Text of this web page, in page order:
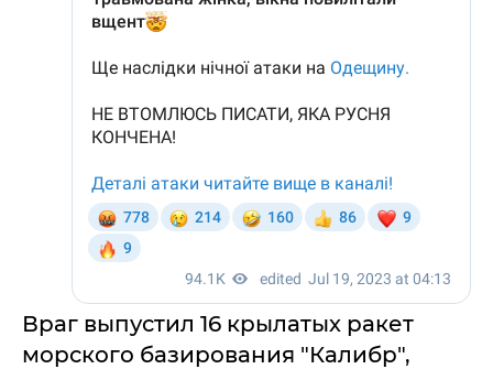
Враг выпустил 16 крылатых ракет
морского базирования "Калибр",